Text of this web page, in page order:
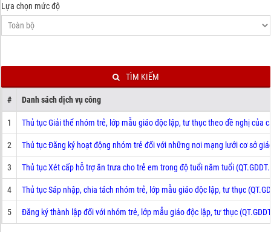
Lựa chọn mức độ
TÌM KIẾM
# Danh sách dịch vụ công
1 Thủ tục Giải thể nhóm trẻ, lớp mẫu giáo độc lập, tư thục theo đề nghị của
2 Thủ tục Đăng ký hoạt động nhóm trẻ đối với những nơi mạng lưới cơ sở
3 Thủ tục Xét cấp hỗ trợ ăn trưa cho trẻ em trong độ tuổi năm tuổi
4 Thủ tục Sáp nhập, chia tách nhóm trẻ, lớp mẫu giáo độc lập, tư thục
5 Đăng ký thành lập đối với nhóm trẻ, lớp mẫu giáo độc lập, tư thục